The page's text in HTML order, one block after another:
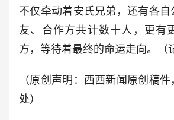
不仅牵动着安氏兄弟，还有各自
友、合作方共计数十人，更有
方，等待着最终的命运走向。（
（原创声明：西西新闻原创稿
处）